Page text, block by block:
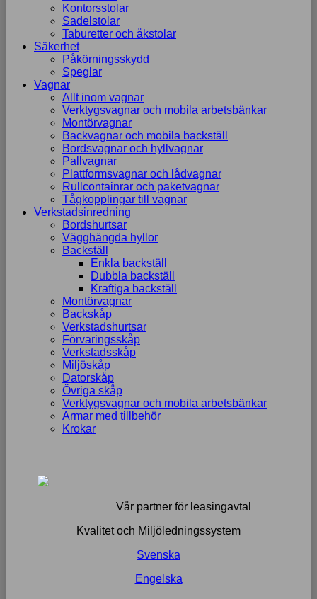
Kontorsstolar
Sadelstolar
Taburetter och åkstolar
Säkerhet
Påkörningsskydd
Speglar
Vagnar
Allt inom vagnar
Verktygsvagnar och mobila arbetsbänkar
Montörvagnar
Backvagnar och mobila backställ
Bordsvagnar och hyllvagnar
Pallvagnar
Plattformsvagnar och lådvagnar
Rullcontainrar och paketvagnar
Tågkopplingar till vagnar
Verkstadsinredning
Bordshurtsar
Vägghängda hyllor
Backställ
Enkla backställ
Dubbla backställ
Kraftiga backställ
Montörvagnar
Backskåp
Verkstadshurtsar
Förvaringsskåp
Verkstadsskåp
Miljöskåp
Datorskåp
Övriga skåp
Verktygsvagnar och mobila arbetsbänkar
Armar med tillbehör
Krokar
Vår partner för leasingavtal
Kvalitet och Miljöledningssystem
Svenska
Engelska